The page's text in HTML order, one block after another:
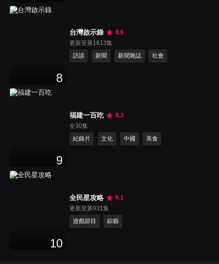
8
台灣啟示錄
8.6
更新至第1613集
訪談
新聞 新聞雜誌 社會
9
福建一百吃
8.3
全30集
紀錄片
文化 中國 美食
10
全民星攻略
8.1
更新至第931集
遊戲節目
綜藝